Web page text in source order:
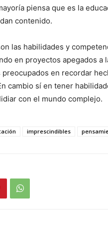
piensa que es la
contenido.
las habilidades y
en proyectos apegados a
preocupados en recordar
cambio sí en tener
con el mundo complejo.
imprescindibles